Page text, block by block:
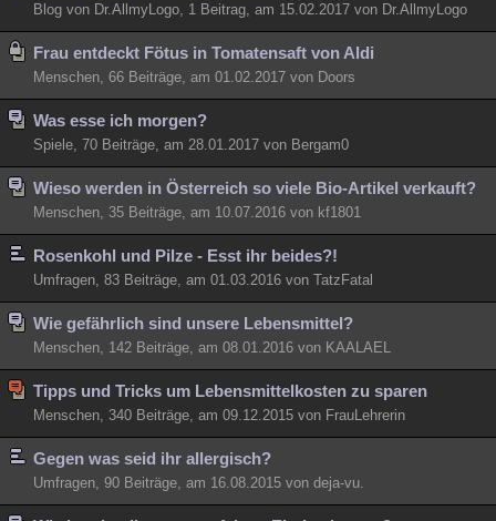
Blog von Dr.AllmyLogo, 1 Beitrag, am 15.02.2017 von Dr.AllmyLogo
Frau entdeckt Fötus in Tomatensaft von Aldi
Menschen, 66 Beiträge, am 01.02.2017 von Doors
Was esse ich morgen?
Spiele, 70 Beiträge, am 28.01.2017 von Bergam0
Wieso werden in Österreich so viele Bio-Artikel verkauft?
Menschen, 35 Beiträge, am 10.07.2016 von kf1801
Rosenkohl und Pilze - Esst ihr beides?!
Umfragen, 83 Beiträge, am 01.03.2016 von TatzFatal
Wie gefährlich sind unsere Lebensmittel?
Menschen, 142 Beiträge, am 08.01.2016 von KAALAEL
Tipps und Tricks um Lebensmittelkosten zu sparen
Menschen, 340 Beiträge, am 09.12.2015 von FrauLehrerin
Gegen was seid ihr allergisch?
Umfragen, 90 Beiträge, am 16.08.2015 von deja-vu.